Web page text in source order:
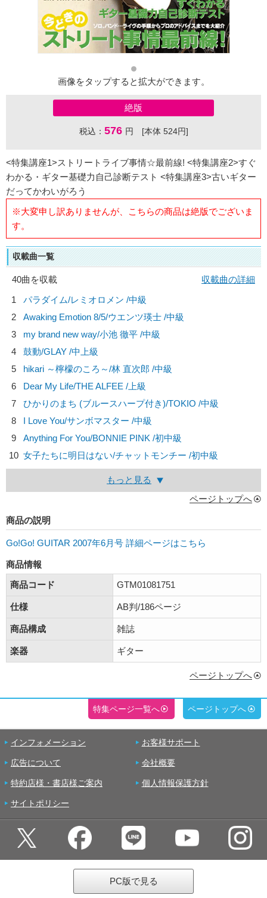
画像をタップすると拡大ができます。
絶版
税込： 576 円 [本体 524円]
<特集講座1>ストリートライブ事情☆最前線! <特集講座2>すぐ
わかる・ギター基礎力自己診断テスト <特集講座3>古いギター
だってかわいがろう
※大変申し訳ありませんが、こちらの商品は絶版でございま
す。
収載曲一覧
40曲を収載
収載曲の詳細
1
パラダイム/レミオロメン /中級
2
Awaking Emotion 8/5/ウエンツ瑛士 /中級
3
my brand new way/小池 徹平 /中級
4
鼓動/GLAY /中上級
5
hikari ～檸檬のころ～/林 直次郎 /中級
6
Dear My Life/THE ALFEE /上級
7
ひかりのまち (ブルースハープ付き)/TOKIO /中級
8
I Love You/サンボマスター /中級
9
Anything For You/BONNIE PINK /初中級
10 女子たちに明日はない/チャットモンチー /初中級
もっと見る
ページトップへ
商品の説明
Go!Go! GUITAR 2007年6月号 詳細ページはこちら
商品情報
商品コード
GTM01081751
仕様 AB判/186ページ
商品構成 雑誌
楽器 ギター
ページトップへ
特集ページ一覧へ ページトップへ
インフォメーション お客様サポート
広告について 会社概要
特約店様・書店様ご案内 個人情報保護方針
サイトポリシー
PC版で見る